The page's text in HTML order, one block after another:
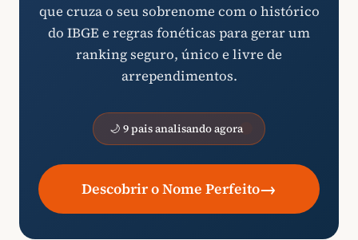
que cruza o seu sobrenome com o histórico
do IBGE e regras fonéticas para gerar um
ranking seguro, único e livre de
arrependimentos.
🌙 9 pais analisando agora
Descobrir o Nome Perfeito→